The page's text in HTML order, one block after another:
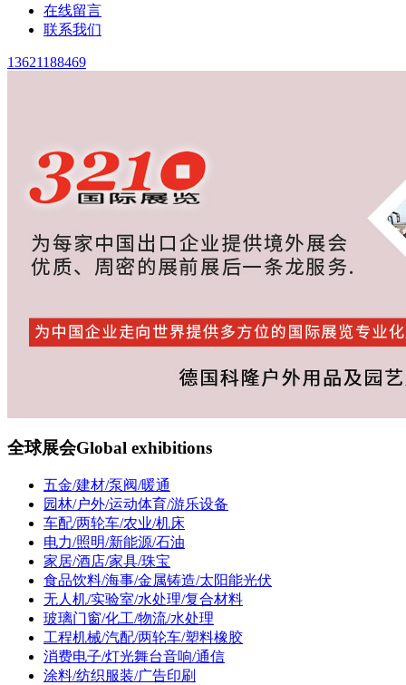
在线留言
联系我们
13621188469
全球展会Global exhibitions
五金/建材/泵阀/暖通
园林/户外/运动体育/游乐设备
车配/两轮车/农业/机床
电力/照明/新能源/石油
家居/酒店/家具/珠宝
食品饮料/海事/金属铸造/太阳能光伏
无人机/实验室/水处理/复合材料
玻璃门窗/化工/物流/水处理
工程机械/汽配/两轮车/塑料橡胶
消费电子/灯光舞台音响/通信
涂料/纺织服装/广告印刷